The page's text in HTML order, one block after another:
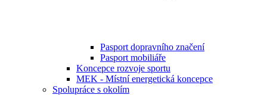
Pasport dopravního značení
Pasport mobiliáře
Koncepce rozvoje sportu
MEK - Místní energetická koncepce
Spolupráce s okolím